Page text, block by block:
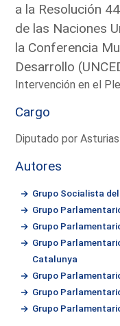
a la Resolución
de las Naciones
la Conferencia
Desarrollo
Intervención en el
Cargo
Diputado por Asturias
Autores
Grupo Socialista
Grupo
Grupo
Grupo
Catalunya
Grupo
Grupo
Grupo